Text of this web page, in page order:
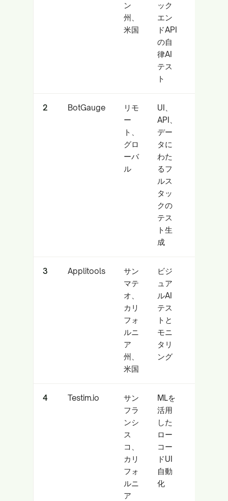
ン
州、
米国
ック
エン
ドAPI
の自
律AI
テス
ト
2 BotGauge
リモ
ー
ト、
グロ
ーバ
ル
UI、
API、
デー
タに
わた
るフ
ルス
タッ
クの
テス
ト生
成
3 Applitools
サン
マテ
オ、
カリ
フォ
ルニ
ア
州、
米国
ビジ
ュア
ルAI
テス
トと
モニ
タリ
ング
4 Testim.io
サン
フラ
ンシ
ス
コ、
カリ
フォ
ルニ
ア
MLを
活用
した
ロー
コー
ドUI
自動
化